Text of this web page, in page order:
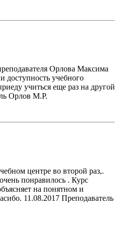
Орлова Максима
доступность учебного
учиться еще раз на другой
Орлов М.Р.
центре во второй раз,.
понравилось . Курс
на понятном и
11.08.2017 Преподаватель